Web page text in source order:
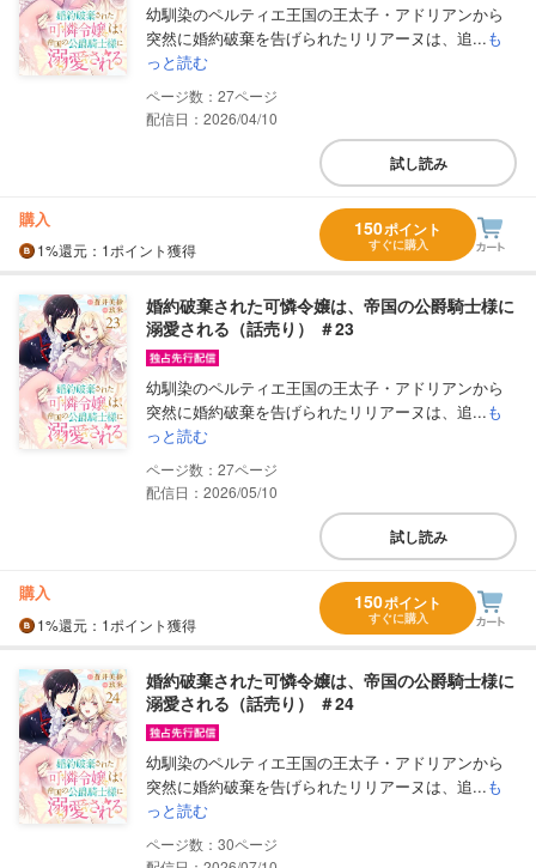
幼馴染のペルティエ王国の王太子・アドリアンから
突然に婚約破棄を告げられたリリアーヌは、追...も
っと読む
27
配信日：2026/04/10
試し読み
購入
1%還元 ：1ポイント獲得
150ポイント
すぐに購入
婚約破棄された可憐令嬢は、帝国の公爵騎士様に
溺愛される（話売り） ＃23
幼馴染のペルティエ王国の王太子・アドリアンから
突然に婚約破棄を告げられたリリアーヌは、追...も
っと読む
27
配信日：2026/05/10
試し読み
購入
1%還元 ：1ポイント獲得
150ポイント
すぐに購入
婚約破棄された可憐令嬢は、帝国の公爵騎士様に
溺愛される（話売り） ＃24
幼馴染のペルティエ王国の王太子・アドリアンから
突然に婚約破棄を告げられたリリアーヌは、追...も
っと読む
30